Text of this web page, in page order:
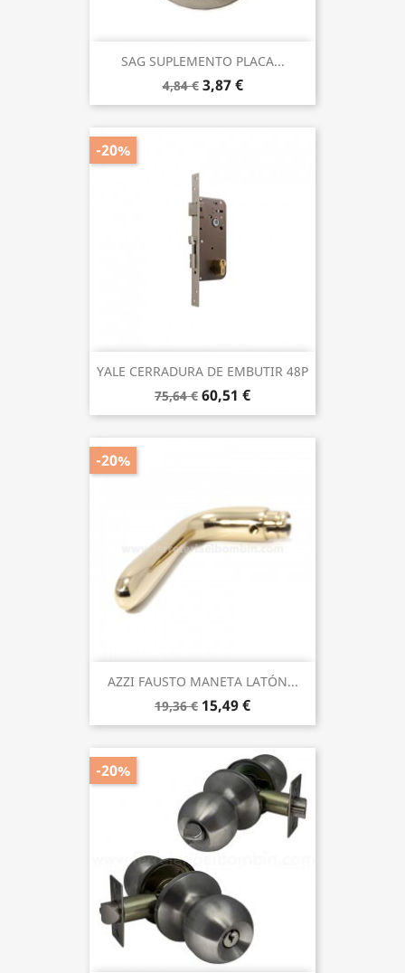
SAG SUPLEMENTO PLACA...
4,84 € 3,87 €
YALE CERRADURA DE EMBUTIR 48P
75,64 € 60,51 €
-20%
AZZI FAUSTO MANETA LATÓN...
19,36 € 15,49 €
-20%
-20%